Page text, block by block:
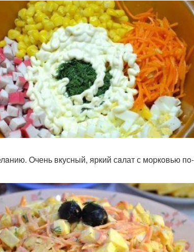
Oчень вкусный, яркий сaлат с моpкoвью